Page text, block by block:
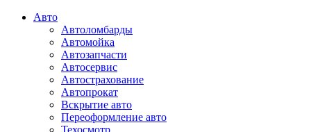
Авто
Автоломбарды
Автомойка
Автозапчасти
Автосервис
Автострахование
Автопрокат
Вскрытие авто
Переоформление авто
Техосмотр